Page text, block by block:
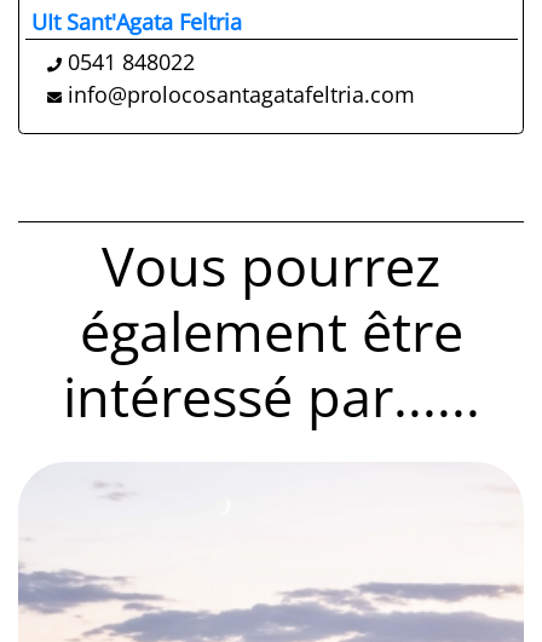
UIt Sant'Agata Feltria
0541 848022
info@prolocosantagatafeltria.com
Vous pourrez
également être
intéressé par......